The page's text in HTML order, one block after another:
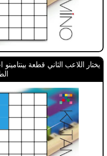
يختار اللاعب الثاني قطعة